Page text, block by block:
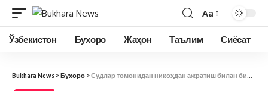
Aa
Ўзбекистон Бухоро Жаҳон Таълим Сиёсат
Bukhara News >Бухоро >Судлар томонидан никоҳдан ажратиш билан бирга кўриладиган талаблар